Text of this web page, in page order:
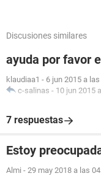
Discusiones similares
ayuda por favor
klaudiaa1 - 6 jun 2015 a
c-salinas - 10 jun 2015
7 respuestas
Estoy
Almi - 29 may 2018 a las